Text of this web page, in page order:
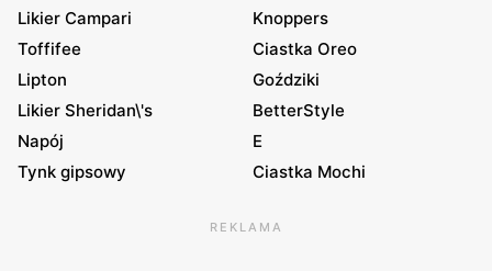
Likier Campari
Knoppers
Toffifee
Ciastka Oreo
Lipton
Goździki
Likier Sheridan\'s
BetterStyle
Napój
E
Tynk gipsowy
Ciastka Mochi
REKLAMA